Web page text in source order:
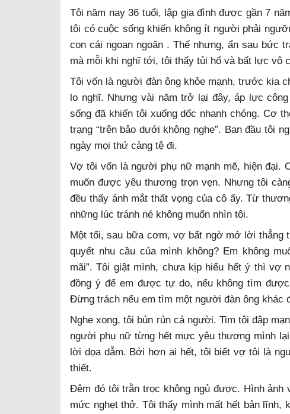
Tôi năm nay 36 tuổi, lập gia đình được gần 7
tôi có cuộc sống khiến không ít người phải
con cái ngoan ngoãn . Thế nhưng, ẩn sau bức
mà mỗi khi nghĩ tới, tôi thấy tủi hổ và bất lực vô
Tôi vốn là người đàn ông khỏe mạnh, trước kia
lo nghĩ. Nhưng vài năm trở lại đây, áp lực
sống đã khiến tôi xuống dốc nhanh chóng. Cơ
trạng “trên bảo dưới không nghe”. Ban đầu tôi
ngày mọi thứ càng tệ đi.
Vợ tôi vốn là người phụ nữ mạnh mẽ, hiện đại.
muốn được yêu thương trọn vẹn. Nhưng tôi
đều thấy ánh mắt thất vọng của cô ấy. Từ
những lúc tránh né không muốn nhìn tôi.
Một tối, sau bữa cơm, vợ bất ngờ mở lời thẳng
quyết nhu cầu của mình không? Em không
mãi”. Tôi giật mình, chưa kịp hiểu hết ý thì vợ
đồng ý để em được tự do, nếu không tìm
Đừng trách nếu em tìm một người đàn ông khác
Nghe xong, tôi bủn rủn cả người. Tim tôi đập
người phụ nữ từng hết mực yêu thương mình
lời dọa dẫm. Bởi hơn ai hết, tôi biết vợ tôi là
thiết.
Đêm đó tôi trằn trọc không ngủ được. Hình
mức nghẹt thở. Tôi thấy mình mất hết bản lĩnh,